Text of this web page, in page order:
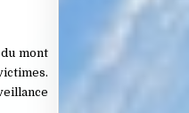
mont